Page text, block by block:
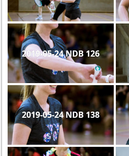
2019-05-24 NDB 126
2019-05-24 NDB 138